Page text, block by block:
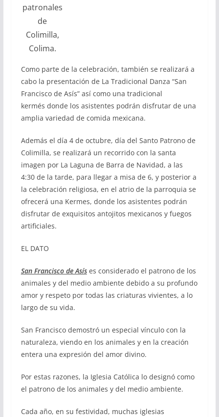
patronales
de
Colimilla,
Colima.
Como parte de la celebración, también se realizará a
cabo la presentación de La Tradicional Danza “San
Francisco de Asís” así como una tradicional
kermés donde los asistentes podrán disfrutar de una
amplia variedad de comida mexicana.
Además el día 4 de octubre, día del Santo Patrono de
Colimilla, se realizará un recorrido con la santa
imagen por La Laguna de Barra de Navidad, a las
4:30 de la tarde, para llegar a misa de 6, y posterior a
la celebración religiosa, en el atrio de la parroquia se
ofrecerá una Kermes, donde los asistentes podrán
disfrutar de exquisitos antojitos mexicanos y fuegos
artificiales.
EL DATO
San Francisco de Asíses considerado el patrono de los
animales y del medio ambiente debido a su profundo
amor y respeto por todas las criaturas vivientes, a lo
largo de su vida.
San Francisco demostró un especial vínculo con la
naturaleza, viendo en los animales y en la creación
entera una expresión del amor divino.
Por estas razones, la Iglesia Católica lo designó como
el patrono de los animales y del medio ambiente.
Cada año, en su festividad, muchas iglesias